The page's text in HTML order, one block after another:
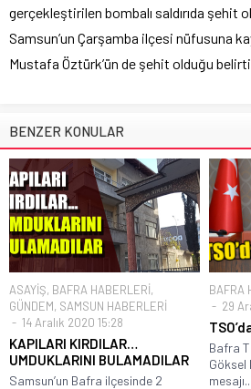
gerçekleştirilen bombalı saldırıda şehit
Samsun’un Çarşamba ilçesi nüfusuna
Mustafa Öztürk’ün de şehit olduğu
BENZER KONULAR
ASAYİŞ, BAFRA HABERLERİ,
GÜNDEM, SAMSUN HABERLERİ
14 Aralık 2020 15:28
KAPILARI KIRDILAR…
UMDUKLARINI BULAMADILAR
Samsun’un Bafra ilçesinde 2
BAFRA
29
Bafra
Göksel
mesajı...